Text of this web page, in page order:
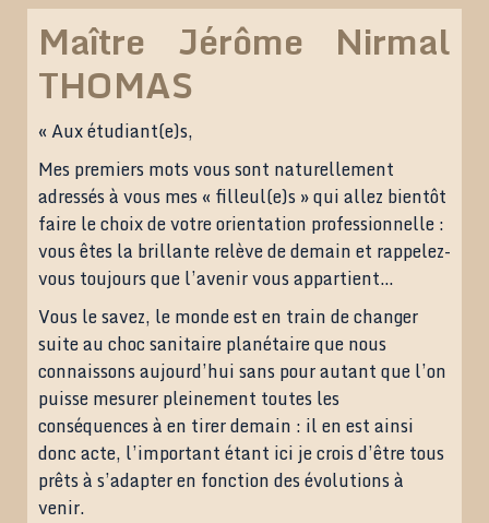
Maître Jérôme Nirmal
THOMAS
« Aux étudiant(e)s,
Mes premiers mots vous sont naturellement
adressés à vous mes « filleul(e)s » qui allez bientôt
faire le choix de votre orientation professionnelle :
vous êtes la brillante relève de demain et rappelez-
vous toujours que l’avenir vous appartient…
Vous le savez, le monde est en train de changer
suite au choc sanitaire planétaire que nous
connaissons aujourd’hui sans pour autant que l’on
puisse mesurer pleinement toutes les
conséquences à en tirer demain : il en est ainsi
donc acte, l’important étant ici je crois d’être tous
prêts à s’adapter en fonction des évolutions à
venir.